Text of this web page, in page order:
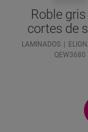
Roble
cortes de
LAMINADOS
QEW3680